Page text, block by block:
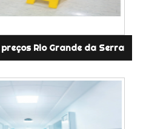
Rio Grande da Serra